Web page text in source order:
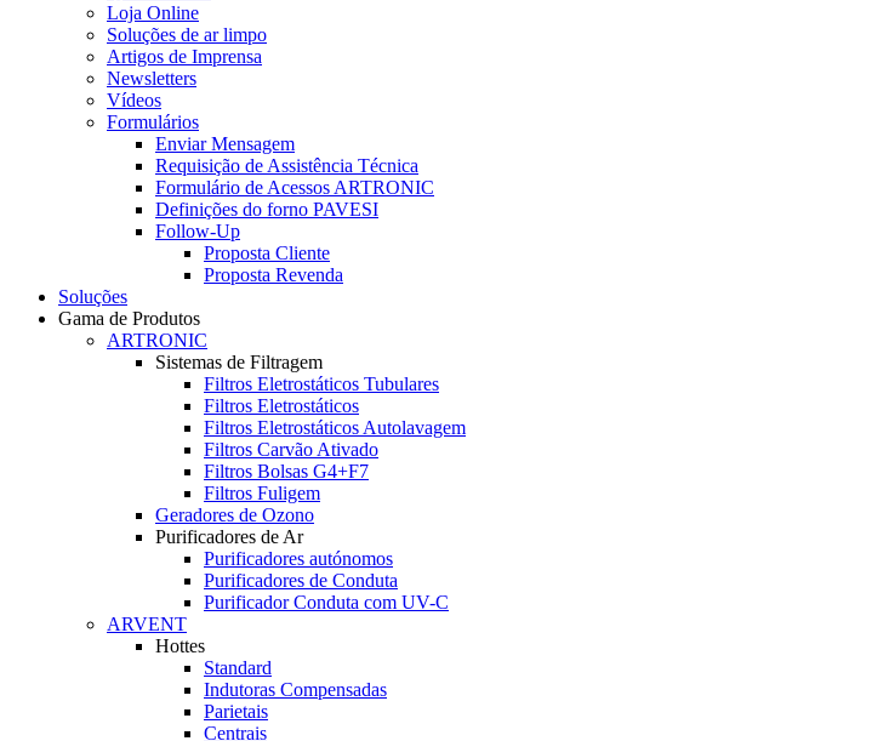
Loja Online
Soluções de ar limpo
Artigos de Imprensa
Newsletters
Vídeos
Formulários
Enviar Mensagem
Requisição de Assistência Técnica
Formulário de Acessos ARTRONIC
Definições do forno PAVESI
Follow-Up
Proposta Cliente
Proposta Revenda
Soluções
Gama de Produtos
ARTRONIC
Sistemas de Filtragem
Filtros Eletrostáticos Tubulares
Filtros Eletrostáticos
Filtros Eletrostáticos Autolavagem
Filtros Carvão Ativado
Filtros Bolsas G4+F7
Filtros Fuligem
Geradores de Ozono
Purificadores de Ar
Purificadores autónomos
Purificadores de Conduta
Purificador Conduta com UV-C
ARVENT
Hottes
Standard
Indutoras Compensadas
Parietais
Centrais